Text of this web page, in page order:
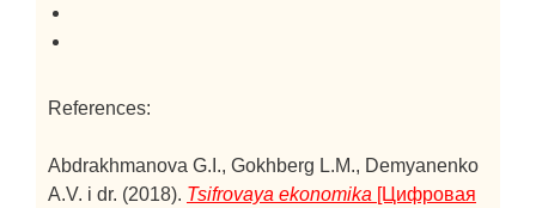
References:
Abdrakhmanova G.I., Gokhberg L.M., Demyanenko
A.V. i dr. (2018). Tsifrovaya ekonomika [Цифровая